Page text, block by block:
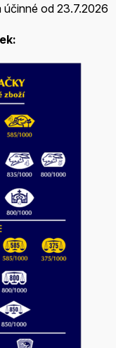
od 23.7.2026